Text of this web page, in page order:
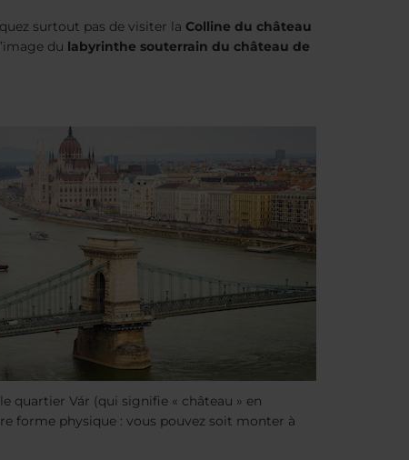
surtout pas de visiter la Colline du château
du labyrinthe souterrain du château de
quartier Vár (qui signifie « château » en
forme physique : vous pouvez soit monter à